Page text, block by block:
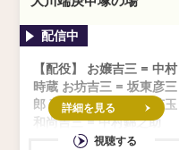
【配役】 お嬢吉三 = 中村
時蔵 お坊吉三 = 坂東彦三
郎 夜鷹おとせ = 中村莟玉
和尚吉三 = 中村錦之助
詳細を見る
視聴する